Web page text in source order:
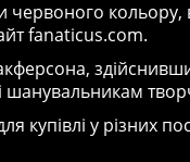
кольору,
fanaticus.com.
шанувальникам
у різних